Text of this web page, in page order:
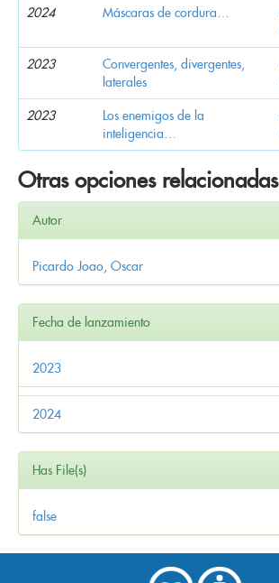
2024 Máscaras de cordura…
2023
Convergentes, divergentes,
laterales
2023
Los enemigos de la
inteligencia…
Otras opciones relacionadas
Autor
Picardo Joao, Oscar
Fecha de lanzamiento
2023
2024
Has File(s)
false